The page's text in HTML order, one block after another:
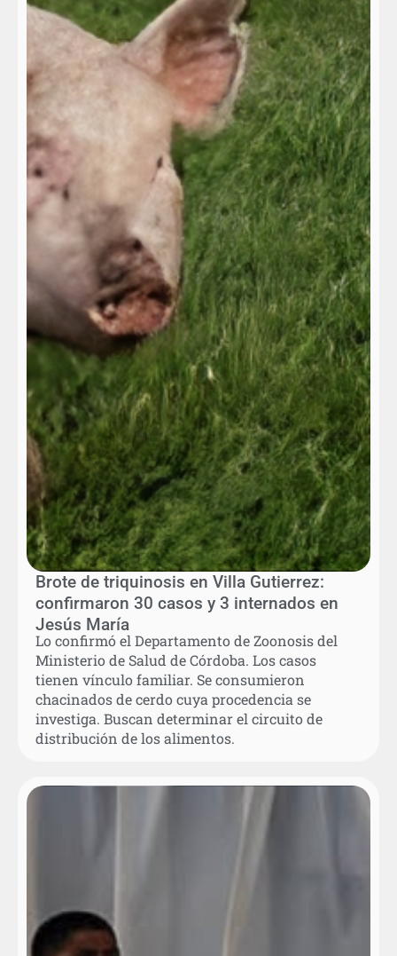
Brote de triquinosis en Villa Gutierrez:
confirmaron 30 casos y 3 internados en
Jesús María
Lo confirmó el Departamento de Zoonosis del
Ministerio de Salud de Córdoba. Los casos
tienen vínculo familiar. Se consumieron
chacinados de cerdo cuya procedencia se
investiga. Buscan determinar el circuito de
distribución de los alimentos.